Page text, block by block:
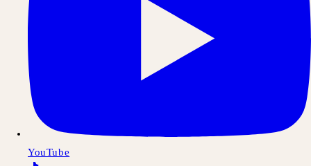
YouTube